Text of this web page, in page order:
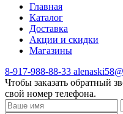
Главная
Каталог
Доставка
Акции и скидки
Магазины
8-917-988-88-33
Чтобы заказать обратный
свой номер телефона.